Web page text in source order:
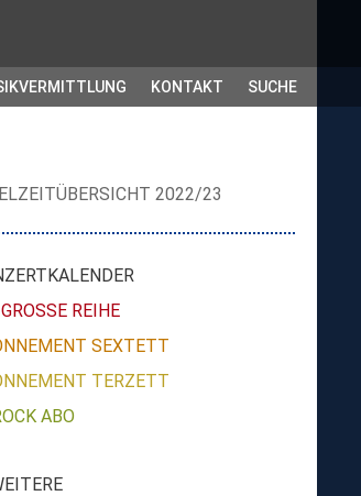
KONTAKT SUCHE
2022/23
REIHE
SEXTETT
TERZETT
ABO